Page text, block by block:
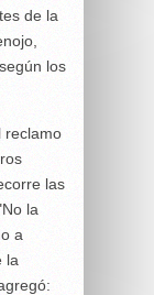
de la
los
reclamo
las
la
a
la